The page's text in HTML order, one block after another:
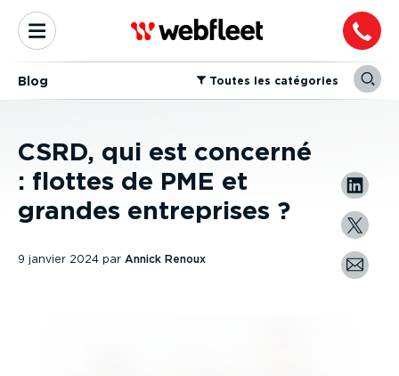
Blog ⁠Toutes les catégories
CSRD, qui est concerné
: flottes de PME et
grandes entreprises ?
9 janvier 2024 par Annick Renoux